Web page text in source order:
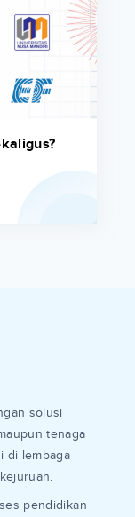
solusi
tenaga
di lembaga
pendidikan